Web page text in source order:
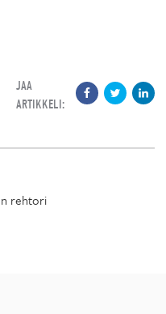
JAA
ARTIKKELI:
rehtori